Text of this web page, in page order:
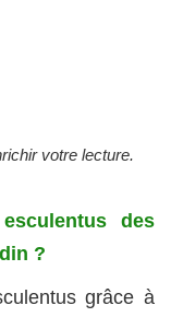
votre lecture.
des
?
grâce à